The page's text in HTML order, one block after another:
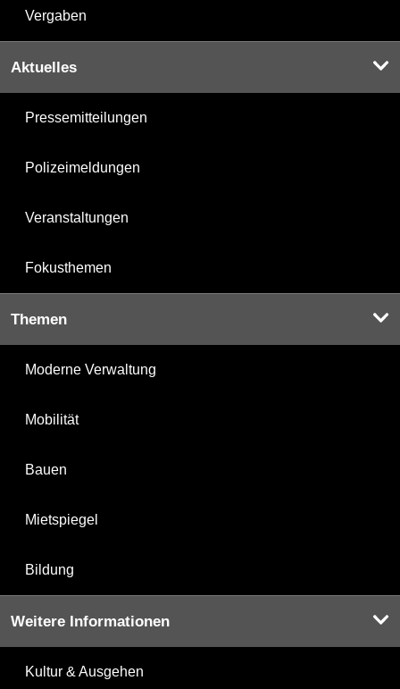
Vergaben
Aktuelles
Pressemitteilungen
Polizeimeldungen
Veranstaltungen
Fokusthemen
Themen
Moderne Verwaltung
Mobilität
Bauen
Mietspiegel
Bildung
Weitere Informationen
Kultur & Ausgehen